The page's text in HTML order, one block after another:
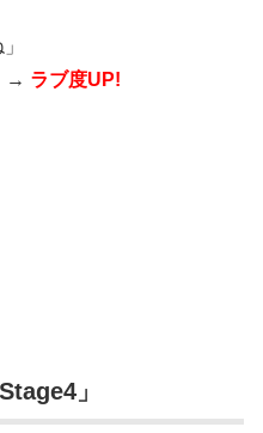
→ ラブ度UP!
」